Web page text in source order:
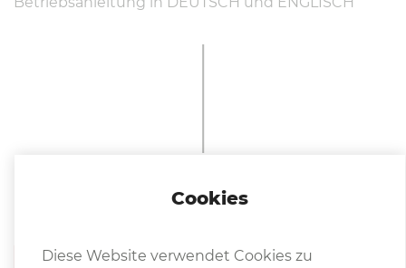
Weitere In­for­ma­tio­nen
Cookies
Diese Website verwendet Cookies zu